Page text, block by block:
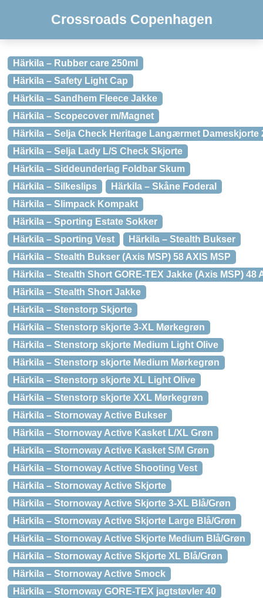
Crossroads Copenhagen
Härkila – Rubber care 250ml
Härkila – Safety Light Cap
Härkila – Sandhem Fleece Jakke
Härkila – Scopecover m/Magnet
Härkila – Selja Check Heritage Langærmet Dameskjorte
Härkila – Selja Lady L/S Check Skjorte
Härkila – Siddeunderlag Foldbar Skum
Härkila – Silkeslips
Härkila – Skåne Foderal
Härkila – Slimpack Kompakt
Härkila – Sporting Estate Sokker
Härkila – Sporting Vest
Härkila – Stealth Bukser
Härkila – Stealth Bukser (Axis MSP) 58 AXIS MSP
Härkila – Stealth Short GORE-TEX Jakke (Axis MSP) 48
Härkila – Stealth Short Jakke
Härkila – Stenstorp Skjorte
Härkila – Stenstorp skjorte 3-XL Mørkegrøn
Härkila – Stenstorp skjorte Medium Light Olive
Härkila – Stenstorp skjorte Medium Mørkegrøn
Härkila – Stenstorp skjorte XL Light Olive
Härkila – Stenstorp skjorte XXL Mørkegrøn
Härkila – Stornoway Active Bukser
Härkila – Stornoway Active Kasket L/XL Grøn
Härkila – Stornoway Active Kasket S/M Grøn
Härkila – Stornoway Active Shooting Vest
Härkila – Stornoway Active Skjorte
Härkila – Stornoway Active Skjorte 3-XL Blå/Grøn
Härkila – Stornoway Active Skjorte Large Blå/Grøn
Härkila – Stornoway Active Skjorte Medium Blå/Grøn
Härkila – Stornoway Active Skjorte XL Blå/Grøn
Härkila – Stornoway Active Smock
Härkila – Stornoway GORE-TEX jagtstøvler 40